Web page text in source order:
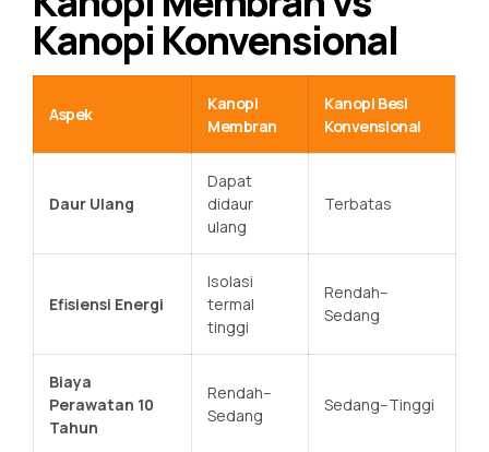
Kanopi Konvensional
Aspek
Kanopi
Membran
Kanopi Besi
Konvensional
Daur Ulang
Dapat
didaur
ulang
Terbatas
Efisiensi Energi
Isolasi
termal
tinggi
Rendah–
Sedang
Biaya
Perawatan 10
Tahun
Rendah–
Sedang
Sedang–Tinggi